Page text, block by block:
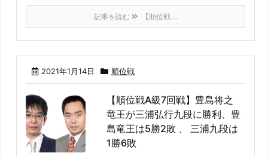
記事を読む 【順位戦 ...
2021年1月14日 順位戦
【順位戦A級7回戦】豊島将之
竜王が三浦弘行九段に勝利、豊
島竜王は5勝2敗 、 三浦九段は
1勝6敗